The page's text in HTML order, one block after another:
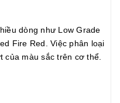
dòng như Low Grade
Fire Red. Việc phân loại
màu sắc trên cơ thể.